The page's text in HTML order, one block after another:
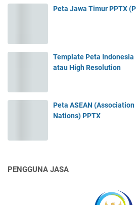
Peta Jawa Timur PPTX
Template Peta
atau High Resolution
Peta ASEAN
Nations) PPTX
PENGGUNA JASA